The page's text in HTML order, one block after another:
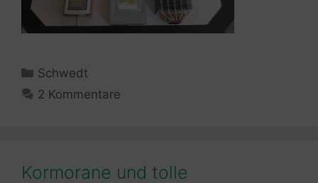
Kategorien
Schwedt
2 Kommentare
Kormorane und tolle